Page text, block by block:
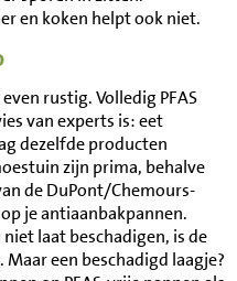
en koken helpt ook niet.
rustig. Volledig PFAS
van experts is: eet
dezelfde producten
zijn prima, behalve
de DuPont/Chemours-
je antiaanbakpannen.
laat beschadigen, is de
Maar een beschadigd laagje?